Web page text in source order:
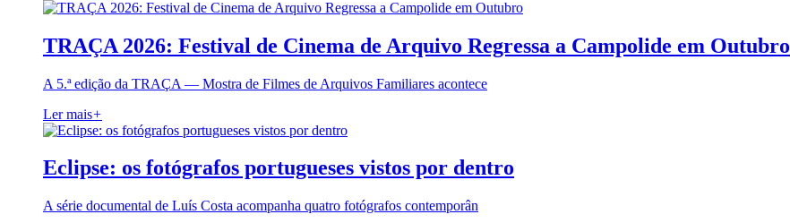
TRAÇA 2026: Festival de Cinema de Arquivo Regressa a Campolide em Outubro
A 5.ª edição da TRAÇA — Mostra de Filmes de Arquivos Familiares acontece
Ler mais+
Eclipse: os fotógrafos portugueses vistos por dentro
A série documental de Luís Costa acompanha quatro fotógrafos contemporân